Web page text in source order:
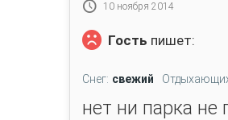
10 ноября 2014
Гость пишет:
Снег: свежий
нет ни парка